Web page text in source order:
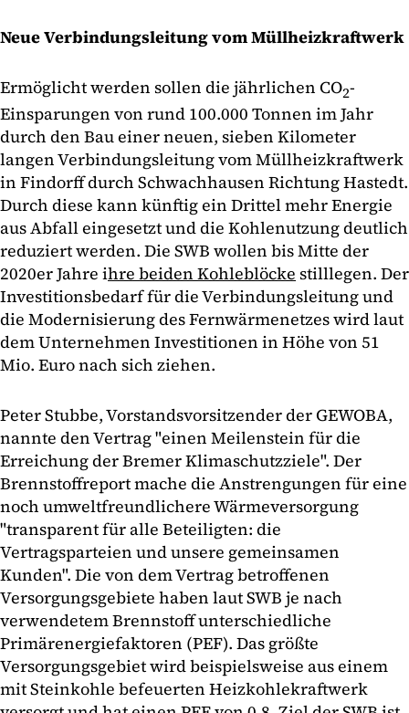
Neue Verbindungsleitung vom Müllheizkraftwerk
Ermöglicht werden sollen die jährlichen CO2-
Einsparungen von rund 100.000 Tonnen im Jahr
durch den Bau einer neuen, sieben Kilometer
langen Verbindungsleitung vom Müllheizkraftwerk
in Findorff durch Schwachhausen Richtung Hastedt.
Durch diese kann künftig ein Drittel mehr Energie
aus Abfall eingesetzt und die Kohlenutzung deutlich
reduziert werden. Die SWB wollen bis Mitte der
2020er Jahre ihre beiden Kohleblöcke stilllegen. Der
Investitionsbedarf für die Verbindungsleitung und
die Modernisierung des Fernwärmenetzes wird laut
dem Unternehmen Investitionen in Höhe von 51
Mio. Euro nach sich ziehen.
Peter Stubbe, Vorstandsvorsitzender der GEWOBA,
nannte den Vertrag "einen Meilenstein für die
Erreichung der Bremer Klimaschutzziele". Der
Brennstoffreport mache die Anstrengungen für eine
noch umweltfreundlichere Wärmeversorgung
"transparent für alle Beteiligten: die
Vertragsparteien und unsere gemeinsamen
Kunden". Die von dem Vertrag betroffenen
Versorgungsgebiete haben laut SWB je nach
verwendetem Brennstoff unterschiedliche
Primärenergiefaktoren (PEF). Das größte
Versorgungsgebiet wird beispielsweise aus einem
mit Steinkohle befeuerten Heizkohlekraftwerk